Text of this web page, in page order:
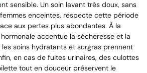
sensible. Un soin lavant très doux, sans
enceintes, respecte cette période
aux pertes plus abondantes. À la
accentue la sécheresse et la
soins hydratants et surgras prennent
en cas de fuites urinaires, des culottes
tout en douceur préservent le